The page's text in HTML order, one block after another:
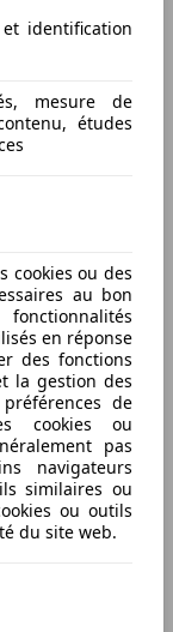
identification
mesure de
études
cookies ou des
au bon
en réponse
des fonctions
la gestion des
de
cookies ou
pas
navigateurs
similaires ou
ou outils
du site web.
12 mois ✅